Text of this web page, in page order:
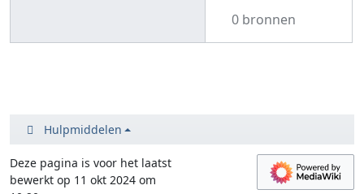
0 bronnen
Hulpmiddelen
Deze pagina is voor het laatst
bewerkt op 11 okt 2024 om